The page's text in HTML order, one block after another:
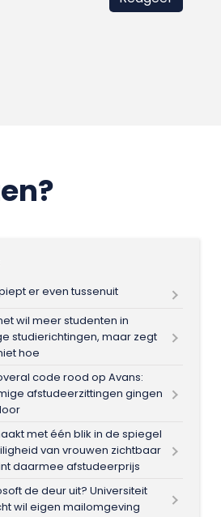
er even tussenuit
wil meer studenten in
studierichtingen, maar zegt
hoe
code rood op Avans:
afstudeerzittingen gingen
met één blik in de spiegel
van vrouwen zichtbaar
daarmee afstudeerprijs
de deur uit? Universiteit
wil eigen mailomgeving